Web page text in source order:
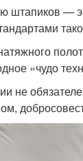
штапиков —
«чудо
не